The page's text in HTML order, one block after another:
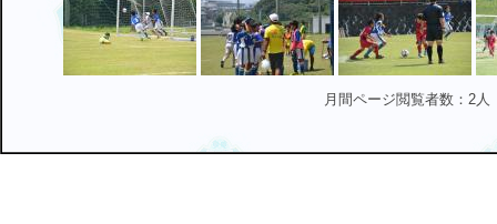
月間ページ閲覧者数：2人